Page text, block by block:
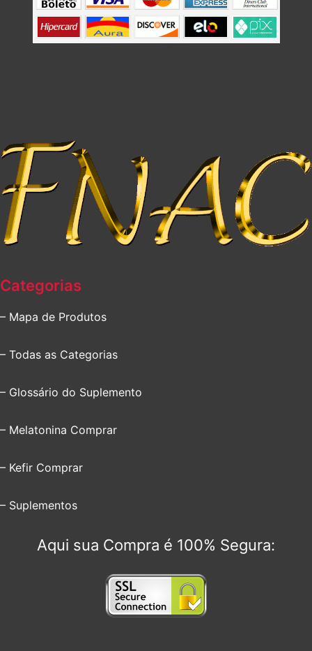
Categorias
– Mapa de Produtos
– Todas as Categorias
– Glossário do Suplemento
– Melatonina Comprar
– Kefir Comprar
– Suplementos
Aqui sua Compra é 100% Segura: